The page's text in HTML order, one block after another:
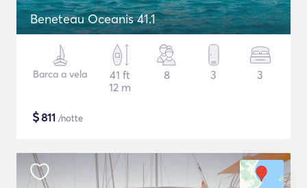
Beneteau Oceanis 41.1
Barca a vela
41 ft
12 m
8 3 3
$811 /notte